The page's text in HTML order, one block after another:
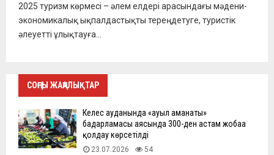
2025 туризм көрмесі – әлем елдері арасындағы мәдени-
экономикалық ықпалдастықты тереңдетуге, туристік
әлеуетті ұлықтауға...
СОҢҒЫ ЖАҢАЛЫҚТАР
Келес ауданында «ауыл аманаты»
бағдарламасы аясында 300-ден астам жобаға
қолдау көрсетілді
23.07.2026 54